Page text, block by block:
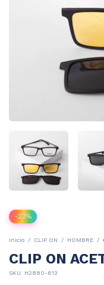
-23%
Inicio / CLIP ON / HOMBRE /
CLIP ON
SKU: H2880-613